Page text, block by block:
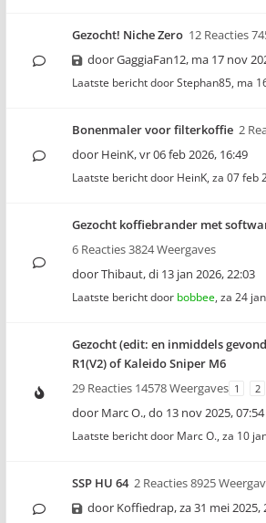
Gezocht! Niche Zero 12 Reacties
doorGaggiaFan12, ma 17 nov
Laatste bericht doorStephan85, ma
Bonenmaler voor filterkoffie 2
door HeinK,vr 06 feb 2026, 16:49
Laatste bericht door HeinK, za 07 feb
Gezocht koffiebrander met
6 Reacties 3824 Weergaves
doorThibaut,di 13 jan 2026, 22:03
Laatste bericht door bobbee, za 24
Gezocht (edit: en inmiddels
R1(V2) of Kaleido Sniper M6
29 Reacties 14578 Weergaves 1 2
door Marc O.,do 13 nov 2025, 07:54
Laatste bericht door Marc O., za 10
SSP HU 64 2 Reacties 8925
door Koffiedrap,za 31 mei 2025,